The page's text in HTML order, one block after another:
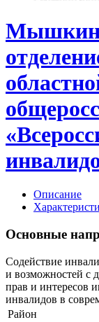
Описание
Основные
Содействие
и возможностей с
прав и интересов
инвалидов в
Район